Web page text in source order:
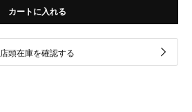
カートに入れる
店頭在庫を確認する